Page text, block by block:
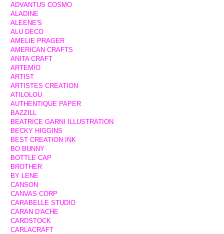
ADVANTUS COSMO
ALADINE
ALEENE'S
ALU DECO
AMELIE PRAGER
AMERICAN CRAFTS
ANITA CRAFT
ARTEMIO
ARTIST
ARTISTES CREATION
ATILOLOU
AUTHENTIQUE PAPER
BAZZILL
BEATRICE GARNI ILLUSTRATION
BECKY HIGGINS
BEST CREATION INK
BO BUNNY
BOTTLE CAP
BROTHER
BY LENE
CANSON
CANVAS CORP
CARABELLE STUDIO
CARAN D'ACHE
CARDSTOCK
CARLACRAFT